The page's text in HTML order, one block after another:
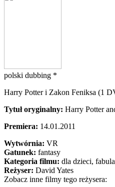
polski dubbing *
Harry Potter i Zakon Feniksa (1
Tytuł oryginalny: Harry Potter
Premiera: 14.01.2011
Wytwórnia: VR
Gatunek: fantasy
Kategoria filmu: dla dzieci,
Reżyser: David Yates
Zobacz inne filmy tego reżysera: